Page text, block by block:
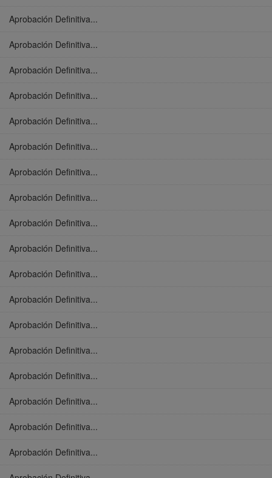
Aprobación Definitiva...
Aprobación Definitiva...
Aprobación Definitiva...
Aprobación Definitiva...
Aprobación Definitiva...
Aprobación Definitiva...
Aprobación Definitiva...
Aprobación Definitiva...
Aprobación Definitiva...
Aprobación Definitiva...
Aprobación Definitiva...
Aprobación Definitiva...
Aprobación Definitiva...
Aprobación Definitiva...
Aprobación Definitiva...
Aprobación Definitiva...
Aprobación Definitiva...
Aprobación Definitiva...